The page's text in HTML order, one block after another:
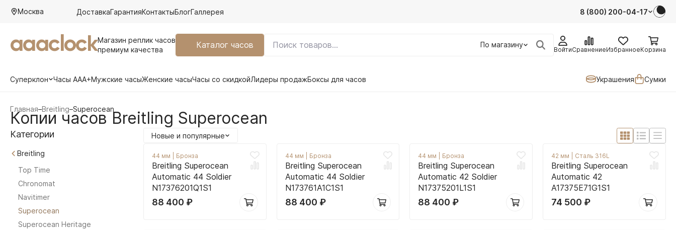
Москва ДоставкаГарантияКонтактыБлогГаллерея 8 (800) 200-04-17
aaaclockМагазин реплик часов
премиум качества
Каталог часов По магазину
ВойтиСравнениеИзбранноеКорзина
Суперклон Часы AAA+Мужские часыЖенские часыЧасы со скидкойЛидеры продажБоксы для часов Украшения Сумки
Главная–Breitling–Superocean
Копии часов Breitling Superocean
Новые и популярные
44 мм Бронза
Breitling Superocean
Automatic 44 Soldier
N17376201Q1S1
88 400 ₽
44 мм Бронза
Breitling Superocean
Automatic 44 Soldier
N173761A1C1S1
88 400 ₽
44 мм Бронза
Breitling Superocean
Automatic 42 Soldier
N17375201L1S1
88 400 ₽
42 мм Сталь 316L
Breitling Superocean
Automatic 42
A17375E71G1S1
74 500 ₽
Категории
Breitling
Top Time
Chronomat
Navitimer
Superocean
Superocean Heritage